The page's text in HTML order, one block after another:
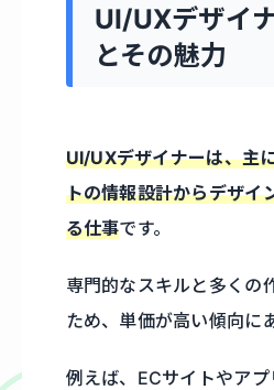
UI/UXデザイ
とその魅力
UI/UXデザイナーは、主
トの情報設計からデザイ
る仕事です。
専門的なスキルと多くの
ため、単価が高い傾向に
例えば、ECサイトやア